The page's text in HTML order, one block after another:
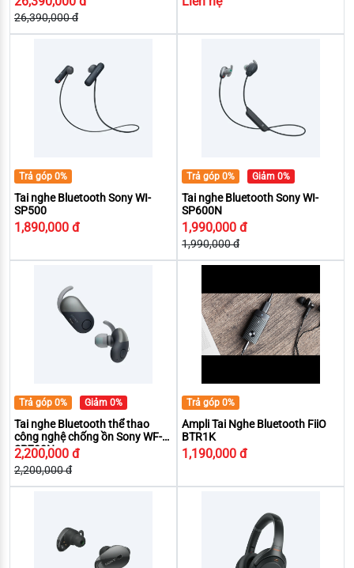
26,390,000 đ
Trả góp 0%
Tai nghe Bluetooth Sony WI-
SP500
1,890,000 đ
Trả góp 0% Giảm 0%
Tai nghe Bluetooth Sony WI-
SP600N
1,990,000 đ
1,990,000 đ
Trả góp 0% Giảm 0%
Tai nghe Bluetooth thể thao
công nghệ chống ồn Sony WF-
SP700N
2,200,000 đ
2,200,000 đ
Trả góp 0%
Ampli Tai Nghe Bluetooth FiiO
BTR1K
1,190,000 đ